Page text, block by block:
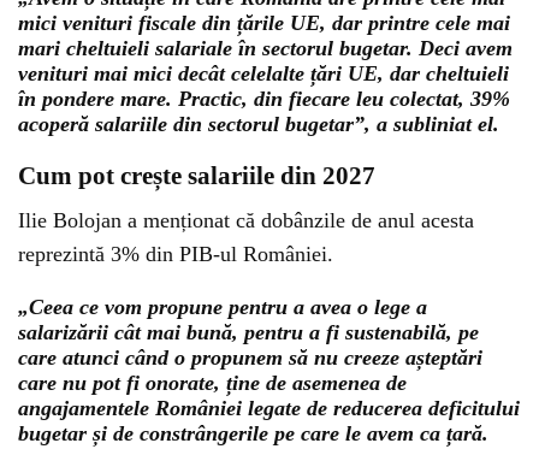
mici venituri fiscale din țările UE, dar printre cele mai
mari cheltuieli salariale în sectorul bugetar. Deci avem
venituri mai mici decât celelalte țări UE, dar cheltuieli
în pondere mare. Practic, din fiecare leu colectat, 39%
acoperă salariile din sectorul bugetar”, a subliniat el.
Cum pot crește salariile din 2027
Ilie Bolojan a menționat că dobânzile de anul acesta
reprezintă 3% din PIB-ul României.
„Ceea ce vom propune pentru a avea o lege a
salarizării cât mai bună, pentru a fi sustenabilă, pe
care atunci când o propunem să nu creeze așteptări
care nu pot fi onorate, ține de asemenea de
angajamentele României legate de reducerea deficitului
bugetar și de constrângerile pe care le avem ca țară.